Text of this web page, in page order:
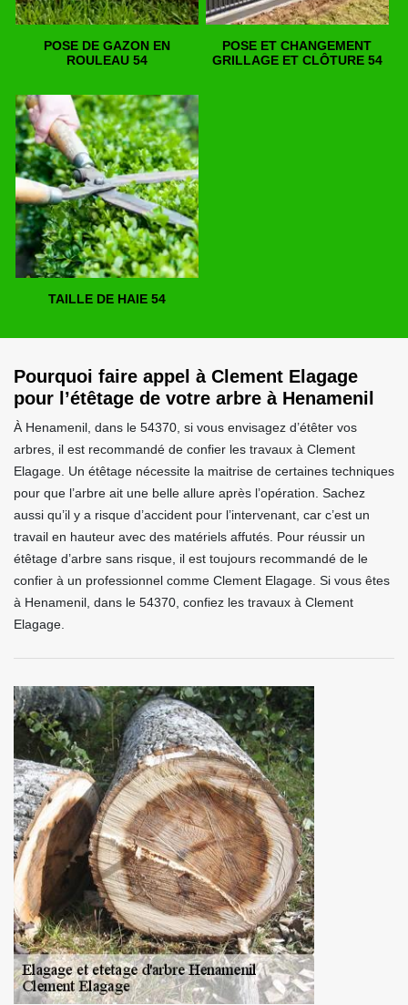
POSE DE GAZON EN
ROULEAU 54
POSE ET CHANGEMENT
GRILLAGE ET CLÔTURE 54
TAILLE DE HAIE 54
Pourquoi faire appel à Clement Elagage
pour l’étêtage de votre arbre à Henamenil
À Henamenil, dans le 54370, si vous envisagez d’étêter vos
arbres, il est recommandé de confier les travaux à Clement
Elagage. Un étêtage nécessite la maitrise de certaines techniques
pour que l’arbre ait une belle allure après l’opération. Sachez
aussi qu’il y a risque d’accident pour l’intervenant, car c’est un
travail en hauteur avec des matériels affutés. Pour réussir un
étêtage d’arbre sans risque, il est toujours recommandé de le
confier à un professionnel comme Clement Elagage. Si vous êtes
à Henamenil, dans le 54370, confiez les travaux à Clement
Elagage.